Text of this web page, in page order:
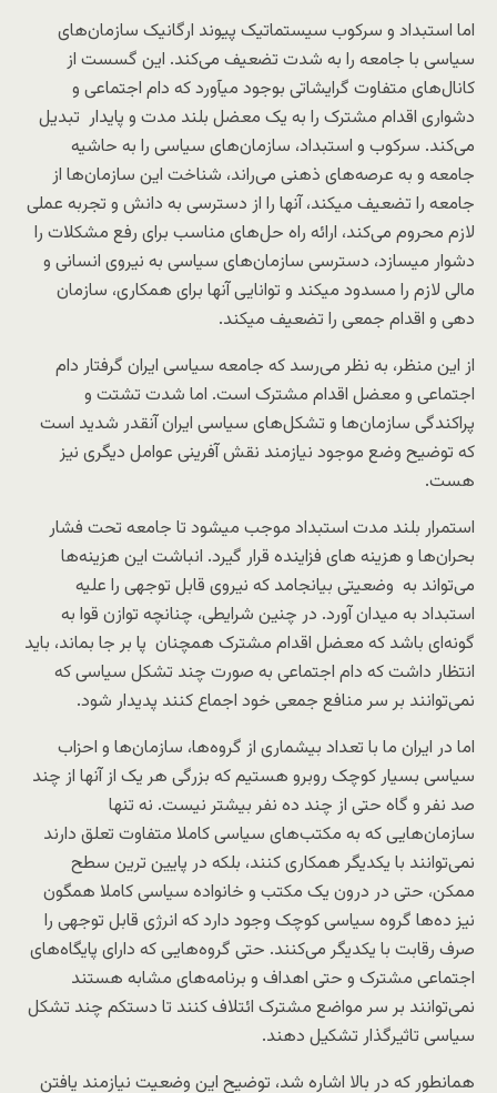
اما استبداد و سرکوب سیستماتیک پیوند ارگانیک سازمان‌های
سیاسی با جامعه را به شدت تضعیف می‌کند. این گسست از
کانال‌های متفاوت گرایشاتی بوجود میآورد که دام اجتماعی و
دشواری اقدام مشترک را به یک معضل بلند مدت و پایدار تبدیل
می‌کند. سرکوب و استبداد، سازمان‌های سیاسی را به حاشیه
جامعه و به عرصه‌های ذهنی می‌راند، شناخت این سازمان‌ها از
جامعه را تضعیف میکند، آنها را از دسترسی به دانش و تجربه عملی
لازم محروم می‌کند، ارائه راه حل‌های مناسب برای رفع مشکلات را
دشوار میسازد، دسترسی سازمان‌های سیاسی به نیروی انسانی و
مالی لازم را مسدود میکند و توانایی آنها برای همکاری، سازمان
دهی و اقدام جمعی را تضعیف میکند.
از این منظر، به نظر می‌رسد که جامعه سیاسی ایران گرفتار دام
اجتماعی و معضل اقدام مشترک است. اما شدت تشتت و
پراکندگی سازمان‌ها و تشکل‌های سیاسی ایران آنقدر شدید است
که توضیح وضع موجود نیازمند نقش آفرینی عوامل دیگری نیز
هست.
استمرار بلند مدت استبداد موجب میشود تا جامعه تحت فشار
بحران‌ها و هزینه های فزاینده قرار گیرد. انباشت این هزینه‌ها
می‌تواند به وضعیتی بیانجامد که نیروی قابل توجهی را علیه
استبداد به میدان آورد. در چنین شرایطی، چنانچه توازن قوا به
گونه‌ای باشد که معضل اقدام مشترک همچنان پا بر جا بماند،‌ باید
انتظار داشت که دام اجتماعی به صورت چند تشکل سیاسی که
نمی‌توانند بر سر منافع جمعی خود اجماع کنند پدیدار شود.
اما در ایران ما با تعداد بیشماری از گروه‌ها، سازمان‌ها و احزاب
سیاسی بسیار کوچک روبرو هستیم که بزرگی هر یک از آنها از چند
صد نفر و گاه حتی از چند ده نفر بیشتر نیست. نه تنها
سازمان‌هایی که به مکتب‌های سیاسی کاملا متفاوت تعلق دارند
نمی‌توانند با یکدیگر همکاری کنند، بلکه در پایین ترین سطح
ممکن، حتی در درون یک مکتب و خانواده سیاسی کاملا همگون
نیز ده‌ها گروه سیاسی کوچک وجود دارد که انرژی قابل توجهی را
صرف رقابت با یکدیگر می‌کنند. حتی گروه‌هایی که دارای پایگاه‌های
اجتماعی مشترک و حتی اهداف و برنامه‌های مشابه هستند
نمی‌توانند بر سر مواضع مشترک ائتلاف کنند تا دستکم چند تشکل
سیاسی تاثیرگذار تشکیل دهند.
همانطور که در بالا اشاره شد،‌ توضیح این وضعیت نیازمند یافتن